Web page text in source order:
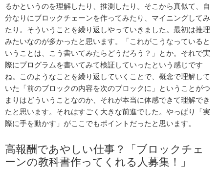
るかというのを理解したり、推測したり。そこから真似て、自
分なりにブロックチェーンを作ってみたり、マイニングしてみ
たり。そういうことを繰り返しやっていきました。最初は推理
みたいなのが多かったと思います。「これがこうなっていると
いうことは、こう書いてみたらどうだろう？」とか。それで実
際にプログラムを書いてみて検証していったという感じです
ね。このようなことを繰り返していくことで、概念で理解して
いた「前のブロックの内容を次のブロックに」ということがつ
まりはどういうことなのか、それが本当に体感できて理解でき
たと思います。それはすごく大きな前進でした。やっぱり「実
際に手を動かす」がここでもポイントだったと思います。
高報酬であやしい仕事？「ブロックチェ
ーンの教科書作ってくれる人募集！」